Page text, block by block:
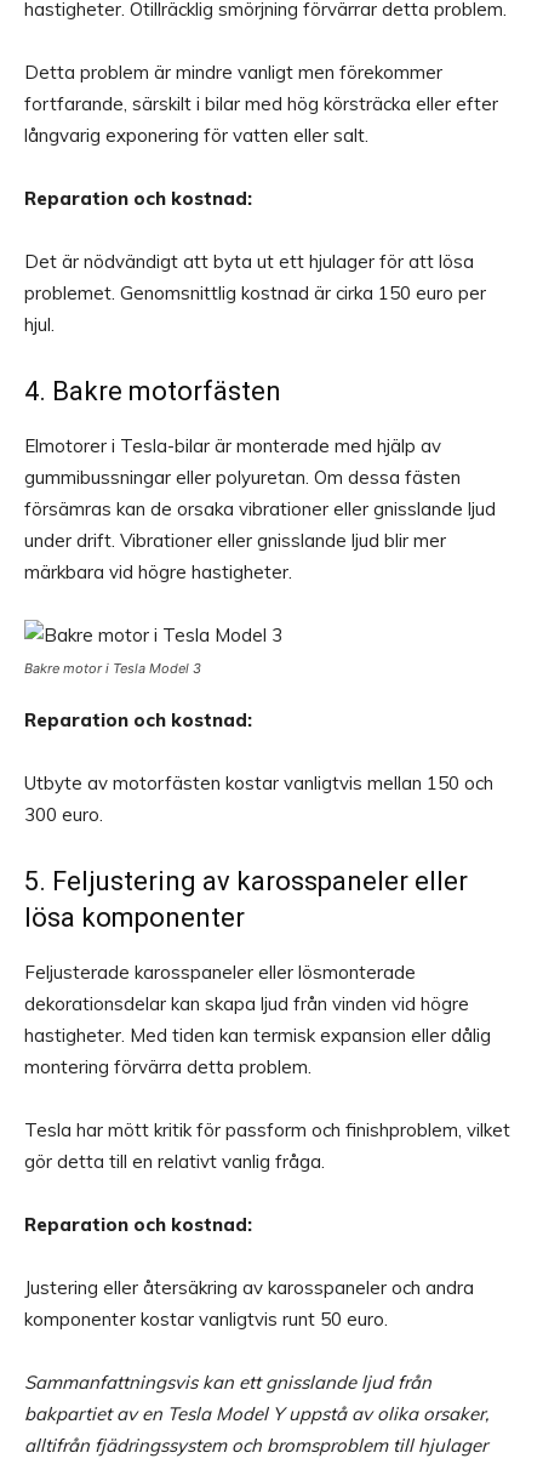
hastigheter. Otillräcklig smörjning förvärrar detta problem.
Detta problem är mindre vanligt men förekommer
fortfarande, särskilt i bilar med hög körsträcka eller efter
långvarig exponering för vatten eller salt.
Reparation och kostnad:
Det är nödvändigt att byta ut ett hjulager för att lösa
problemet. Genomsnittlig kostnad är cirka 150 euro per
hjul.
4. Bakre motorfästen
Elmotorer i Tesla-bilar är monterade med hjälp av
gummibussningar eller polyuretan. Om dessa fästen
försämras kan de orsaka vibrationer eller gnisslande ljud
under drift. Vibrationer eller gnisslande ljud blir mer
märkbara vid högre hastigheter.
Bakre motor i Tesla Model 3
Reparation och kostnad:
Utbyte av motorfästen kostar vanligtvis mellan 150 och
300 euro.
5. Feljustering av karosspaneler eller
lösa komponenter
Feljusterade karosspaneler eller lösmonterade
dekorationsdelar kan skapa ljud från vinden vid högre
hastigheter. Med tiden kan termisk expansion eller dålig
montering förvärra detta problem.
Tesla har mött kritik för passform och finishproblem, vilket
gör detta till en relativt vanlig fråga.
Reparation och kostnad:
Justering eller återsäkring av karosspaneler och andra
komponenter kostar vanligtvis runt 50 euro.
Sammanfattningsvis kan ett gnisslande ljud från
bakpartiet av en Tesla Model Y uppstå av olika orsaker,
alltifrån fjädringssystem och bromsproblem till hjulager